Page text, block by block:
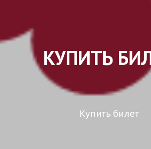
КУПИТЬ
Купить билет